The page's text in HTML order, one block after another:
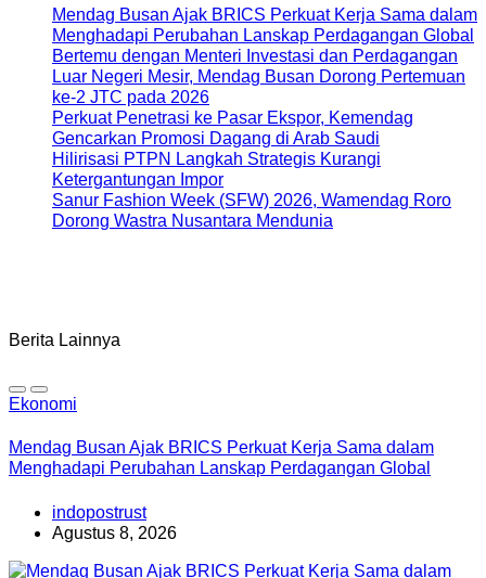
Mendag Busan Ajak BRICS Perkuat Kerja Sama dalam
Menghadapi Perubahan Lanskap Perdagangan Global
Bertemu dengan Menteri Investasi dan Perdagangan
Luar Negeri Mesir, Mendag Busan Dorong Pertemuan
ke-2 JTC pada 2026
Perkuat Penetrasi ke Pasar Ekspor, Kemendag
Gencarkan Promosi Dagang di Arab Saudi
Hilirisasi PTPN Langkah Strategis Kurangi
Ketergantungan Impor
Sanur Fashion Week (SFW) 2026, Wamendag Roro
Dorong Wastra Nusantara Mendunia
Berita Lainnya
Ekonomi
Mendag Busan Ajak BRICS Perkuat Kerja Sama dalam
Menghadapi Perubahan Lanskap Perdagangan Global
indopostrust
Agustus 8, 2026